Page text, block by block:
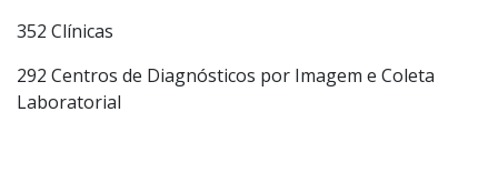
352 Clínicas
292 Centros de Diagnósticos por Imagem e Coleta
Laboratorial